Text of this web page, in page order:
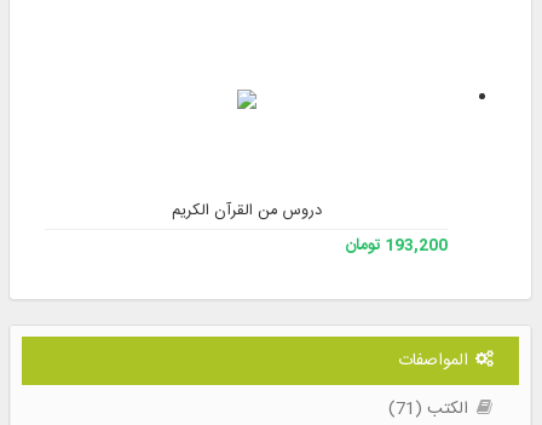
دروس من القرآن الكريم
193,200 تومان
المواصفات
الكتب (71)